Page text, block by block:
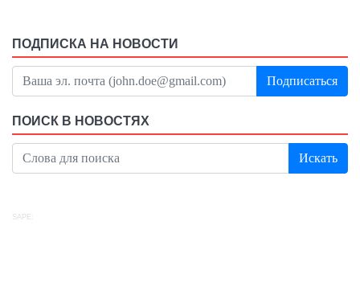
ПОДПИСКА НА НОВОСТИ
Подписаться
ПОИСК В НОВОСТЯХ
Искать
SAPE: